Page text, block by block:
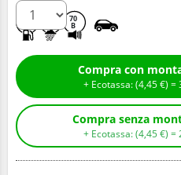
70
B
+ Ecotassa: (4,45€ ) =
+ Ecotassa: (4,45€ ) =